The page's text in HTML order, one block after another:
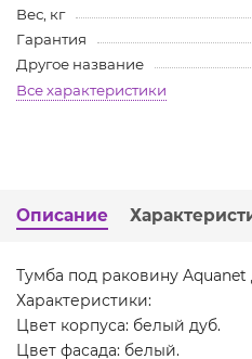
Вес, кг
Гарантия
Другое название
Все характеристики
Описание
Тумба под раковину Aquanet
Характеристики:
Цвет корпуса: белый дуб.
Цвет фасада: белый.